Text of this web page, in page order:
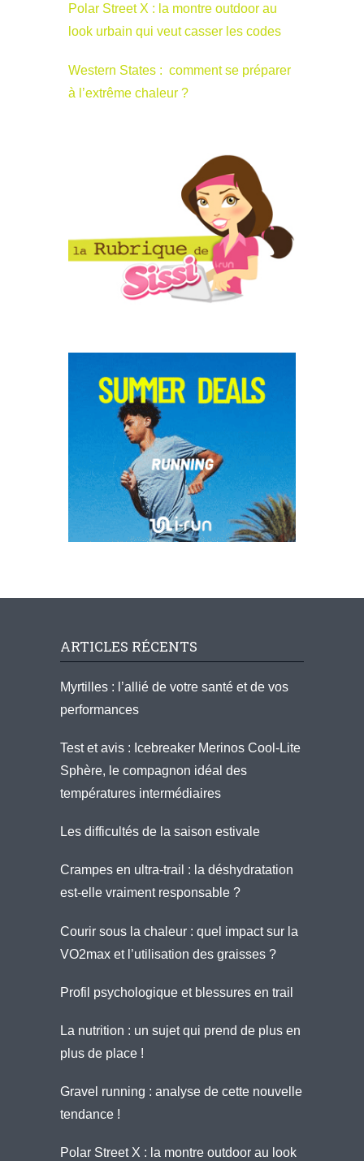
Polar Street X : la montre outdoor au
look urbain qui veut casser les codes
Western States : comment se préparer
à l’extrême chaleur ?
ARTICLES RÉCENTS
Myrtilles : l’allié de votre santé et de vos
performances
Test et avis : Icebreaker Merinos Cool-Lite
Sphère, le compagnon idéal des
températures intermédiaires
Les difficultés de la saison estivale
Crampes en ultra-trail : la déshydratation
est-elle vraiment responsable ?
Courir sous la chaleur : quel impact sur la
VO2max et l’utilisation des graisses ?
Profil psychologique et blessures en trail
La nutrition : un sujet qui prend de plus en
plus de place !
Gravel running : analyse de cette nouvelle
tendance !
Polar Street X : la montre outdoor au look